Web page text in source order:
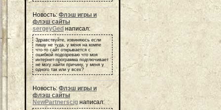
Новость: Флэш игры и
флэш сайты
sergeyGed написал:
Здравствуйте, извиняюсь если
пишу не туда, у меня на компе
что-то сайт открывается с
ошибкой подозреваю что моя
интернет-программа подглючивает
не могу найти причину, у меня у
одного так или у всех?
Новость: Флэш игры и
флэш сайты
NewPartnerscig написал: